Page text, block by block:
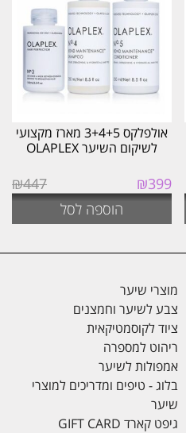
אולפלקס 3+4+5 מארז מקצועי
לשיקום השיער OLAPLEX
₪447
המחיר
המקורי
₪447.
₪399
הנוכחי
הוא:
₪399.
הוספה לסל
מוצרי שיער
צבע לשיער וחמצנים
ציוד לקוסמטיקאית
ריהוט למספרה
אמפולות לשיער
בלוג - טיפים ומדריכים למוצרי
שיער
גיפט קארד GIFT CARD